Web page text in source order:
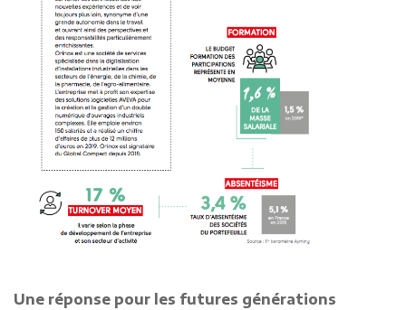
Une réponse pour les futures générations